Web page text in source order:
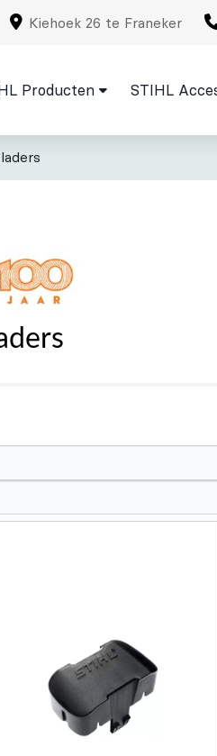
Kiehoek 26 te Franeker
Producten STIHL